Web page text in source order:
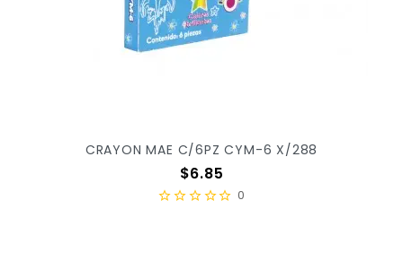
CRAYON MAE C/6PZ CYM-6 X/288
Precio
$6.85
0